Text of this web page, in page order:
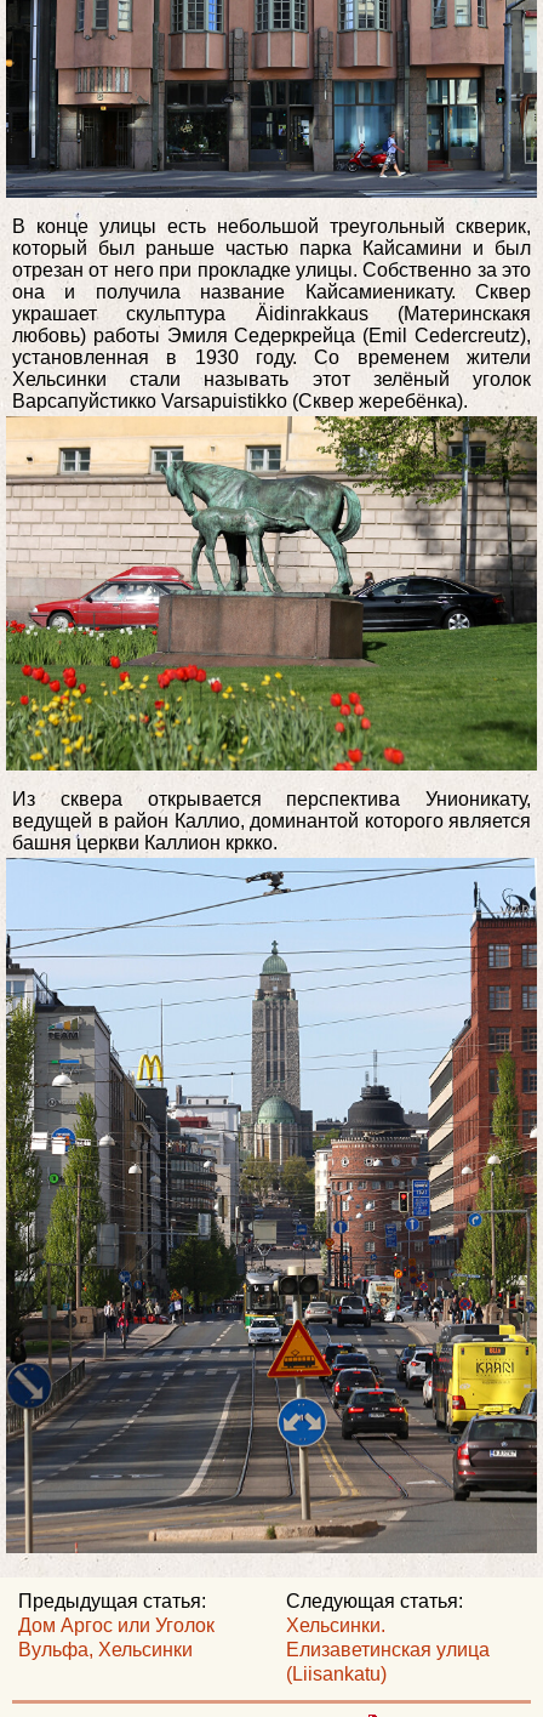
В конце улицы есть небольшой треугольный скверик,
который был раньше частью парка Кайсамини и был
отрезан от него при прокладке улицы. Собственно за это
она и получила название Кайсамиеникату. Сквер
украшает скульптура Äidinrakkaus (Материнскакя
любовь) работы Эмиля Седеркрейца (Emil Cedercreutz),
установленная в 1930 году. Со временем жители
Хельсинки стали называть этот зелёный уголок
Варсапуйстикко Varsapuistikko (Сквер жеребёнка).
Из сквера открывается перспектива Унионикату,
ведущей в район Каллио, доминантой которого является
башня церкви Каллион кркко.
Следующая статья:
Хельсинки.
Елизаветинская улица
(Liisankatu)
Предыдущая статья:
Дом Аргос или Уголок
Вульфа, Хельсинки